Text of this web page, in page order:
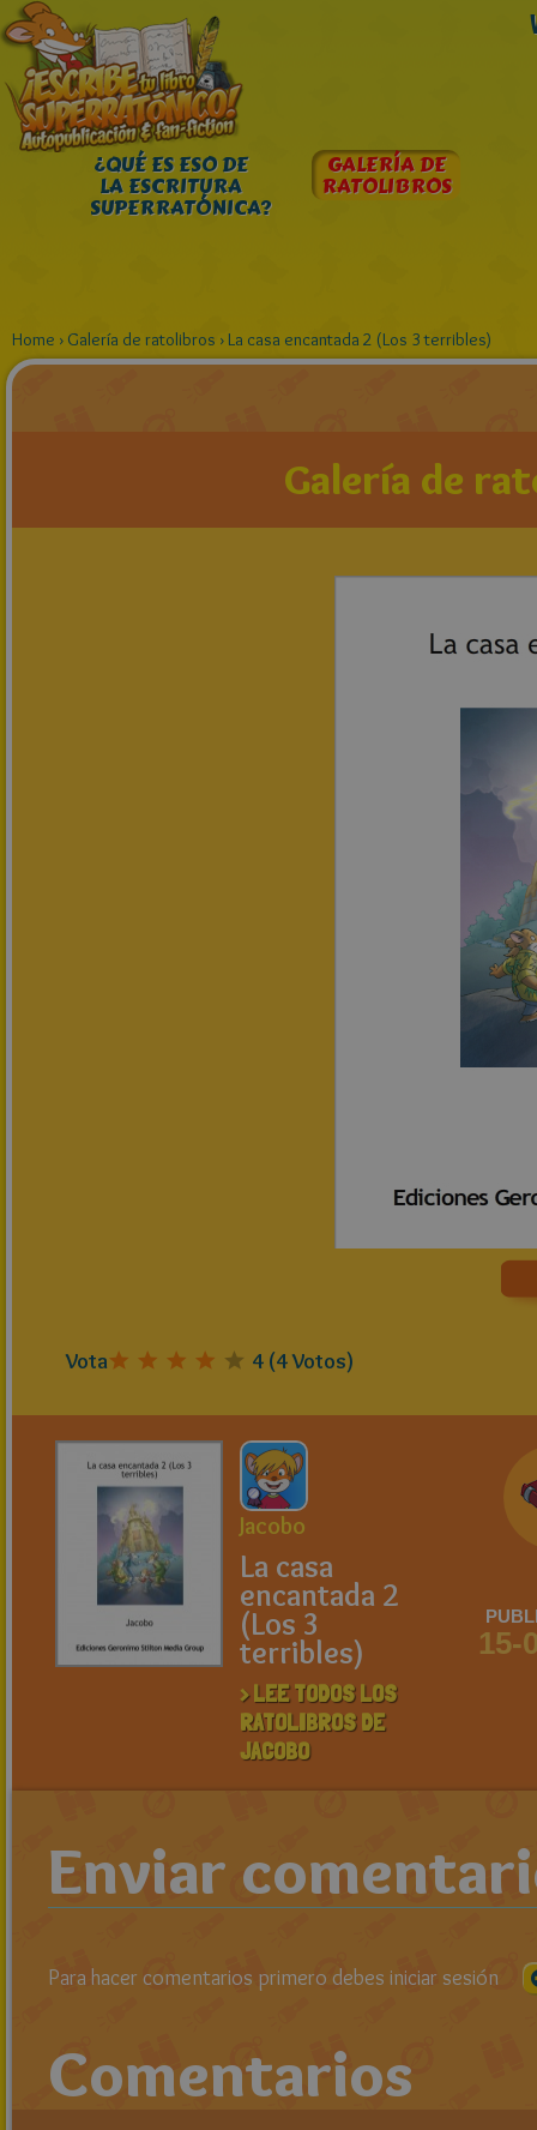
¿QUÉ ES ESO DE
LA ESCRITURA
SUPERRATÓNICA?
GALERÍA DE
RATOLIBROS
Home › Galería de ratolibros › La casa encantada 2 (Los 3 terribles)
Galería de
Vota 4 (4Votos)
Jacobo
La casa
encantada 2
(Los 3
terribles)
> LEE TODOS LOS
RATOLIBROS DE
JACOBO
15-
Enviar
Para hacer comentarios primero debes iniciar sesión
Comentarios